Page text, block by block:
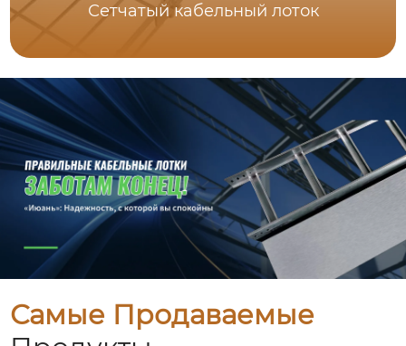
Сетчатый кабельный лоток
Самые Продаваемые